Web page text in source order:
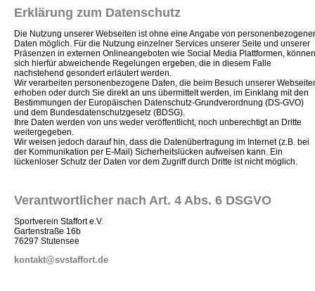
Erklärung zum Datenschutz
Die Nutzung unserer Webseiten ist ohne eine Angabe von
Daten möglich. Für die Nutzung einzelner Services unserer Seite und unserer
Präsenzen in externen Onlineangeboten wie Social Media Plattformen, können
sich hierfür abweichende Regelungen ergeben, die in diesem Falle
nachstehend gesondert erläutert werden.
Wir verarbeiten personenbezogene Daten, die beim Besuch unserer
erhoben oder durch Sie direkt an uns übermittelt werden, im Einklang mit den
Bestimmungen der Europäischen Datenschutz-Grundverordnung (DS-GVO)
und dem Bundesdatenschutzgesetz (BDSG).
Ihre Daten werden von uns weder veröffentlicht, noch unberechtigt an Dritte
weitergegeben.
Wir weisen jedoch darauf hin, dass die Datenübertragung im Internet (z.B. bei
der Kommunikation per E-Mail) Sicherheitslücken aufweisen kann. Ein
lückenloser Schutz der Daten vor dem Zugriff durch Dritte ist nicht möglich.
Verantwortlicher nach Art. 4 Abs. 6 DSGVO
Sportverein Staffort e.V.
Gartenstraße 16b
76297 Stutensee
kontakt@svstaffort.de